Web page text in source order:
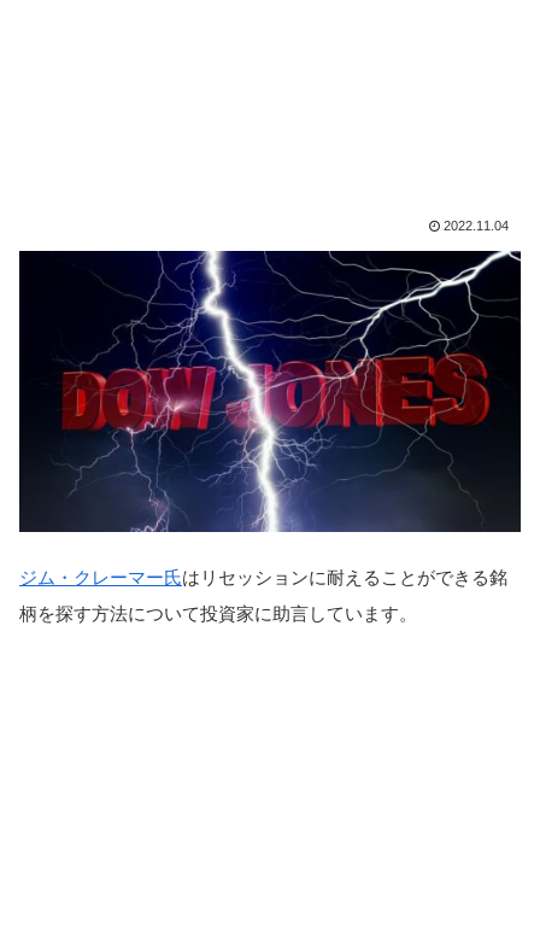
2022.11.04
ジム・クレーマー氏はリセッションに耐えることができる銘
柄を探す方法について投資家に助言しています。